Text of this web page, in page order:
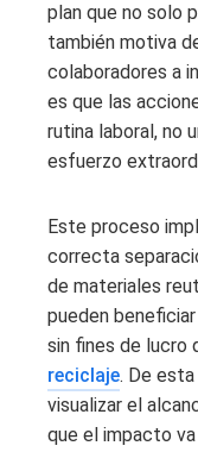
plan que no solo
también motiva
colaboradores a
es que las
rutina laboral, no
esfuerzo
Este proceso
correcta
de materiales
pueden
sin fines de lucro
reciclaje. De
visualizar el
que el impacto